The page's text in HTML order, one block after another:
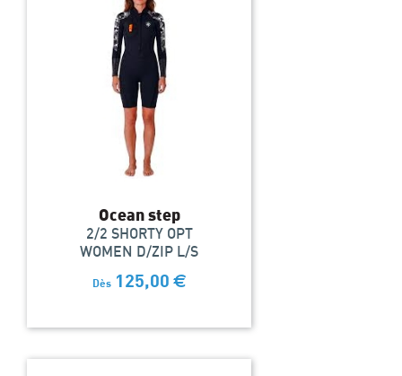
Ocean step
2/2 SHORTY OPT
WOMEN D/ZIP L/S
Dès 125,00 €